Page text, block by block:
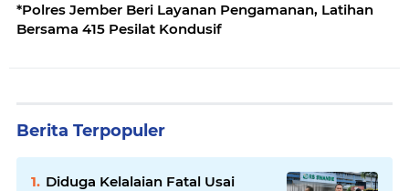
*Polres Jember Beri Layanan Pengamanan, Latihan
Bersama 415 Pesilat Kondusif
Berita Terpopuler
Diduga Kelalaian Fatal Usai